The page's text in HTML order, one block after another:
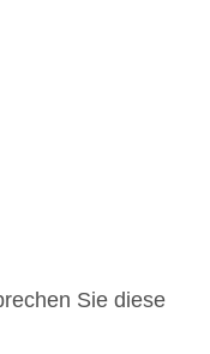
Sie diese